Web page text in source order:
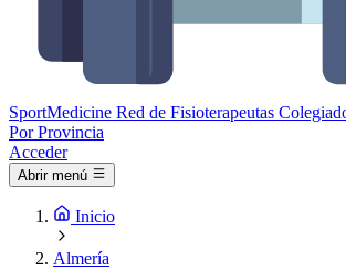
SportMedicine Red de Fisioterapeutas
Por Provincia
Acceder
Abrir menú
Inicio
Almería